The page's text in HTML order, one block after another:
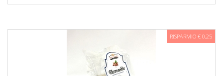
RISPARMIO € 0,25